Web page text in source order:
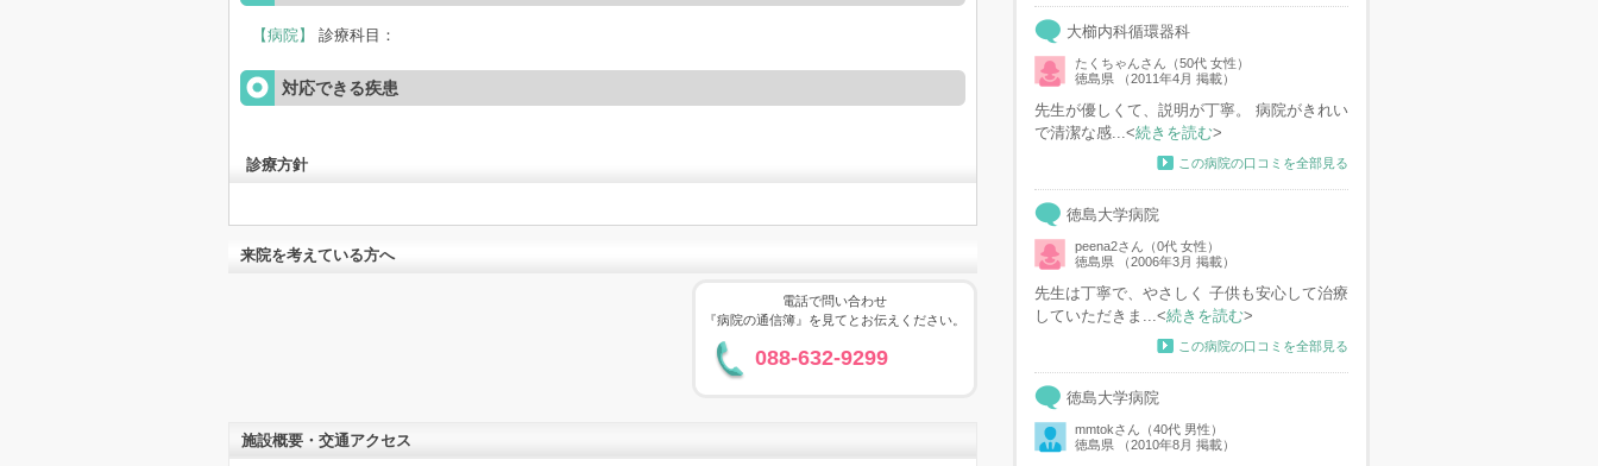
【病院】 診療科目：
対応できる疾患
診療方針
来院を考えている方へ
電話で問い合わせ
『病院の通信簿』を見てとお伝えください。
088-632-9299
施設概要・交通アクセス
大櫛内科循環器科
たくちゃんさん（50代 女性）
徳島県 （2011年4月 掲載）
先生が優しくて、説明が丁寧。 病院がきれい
で清潔な感...<続きを読む>
この病院の口コミを全部見る
徳島大学病院
peena2さん（0代 女性）
徳島県 （2006年3月 掲載）
先生は丁寧で、やさしく 子供も安心して治療
していただきま...<続きを読む>
この病院の口コミを全部見る
徳島大学病院
mmtokさん（40代 男性）
徳島県 （2010年8月 掲載）